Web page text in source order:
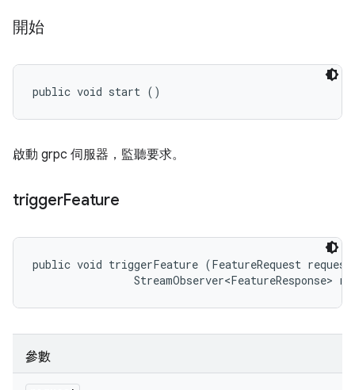
開始
public void start ()
啟動 grpc 伺服器，監聽要求。
triggerFeature
public void triggerFeature (FeatureRequest
StreamObserver<FeatureResponse>
參數